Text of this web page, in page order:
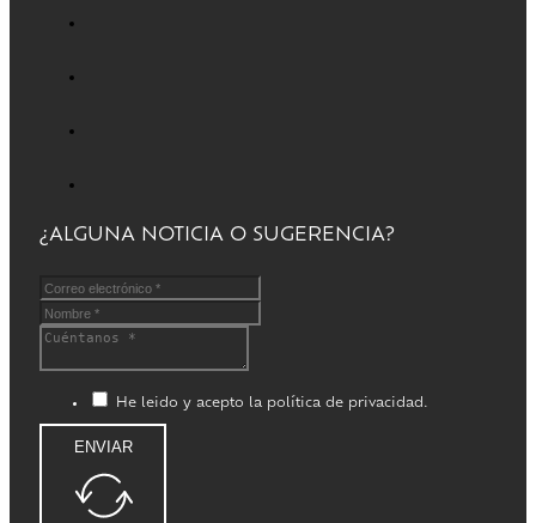
¿ALGUNA NOTICIA O SUGERENCIA?
He leido y acepto la política de privacidad.
ENVIAR